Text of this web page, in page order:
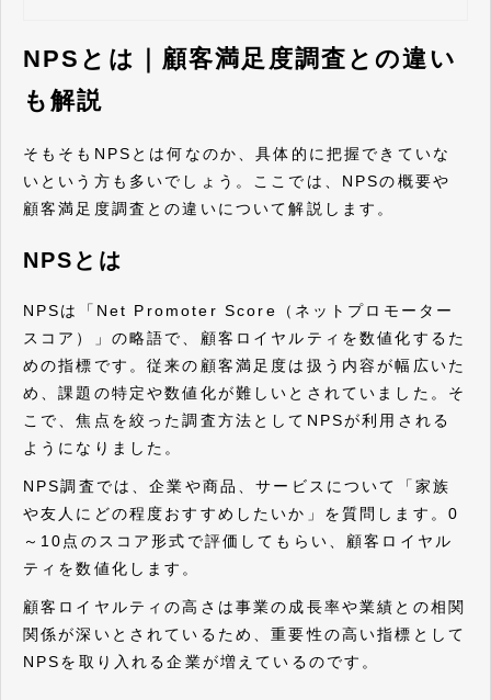
NPSとは｜顧客満足度調査との違い
も解説
そもそもNPSとは何なのか、具体的に把握できていな
いという方も多いでしょう。ここでは、NPSの概要や
顧客満足度調査との違いについて解説します。
NPSとは
NPSは「Net Promoter Score（ネットプロモーター
スコア）」の略語で、顧客ロイヤルティを数値化するた
めの指標です。従来の顧客満足度は扱う内容が幅広いた
め、課題の特定や数値化が難しいとされていました。そ
こで、焦点を絞った調査方法としてNPSが利用される
ようになりました。
NPS調査では、企業や商品、サービスについて「家族
や友人にどの程度おすすめしたいか」を質問します。0
～10点のスコア形式で評価してもらい、顧客ロイヤル
ティを数値化します。
顧客ロイヤルティの高さは事業の成長率や業績との相関
関係が深いとされているため、重要性の高い指標として
NPSを取り入れる企業が増えているのです。